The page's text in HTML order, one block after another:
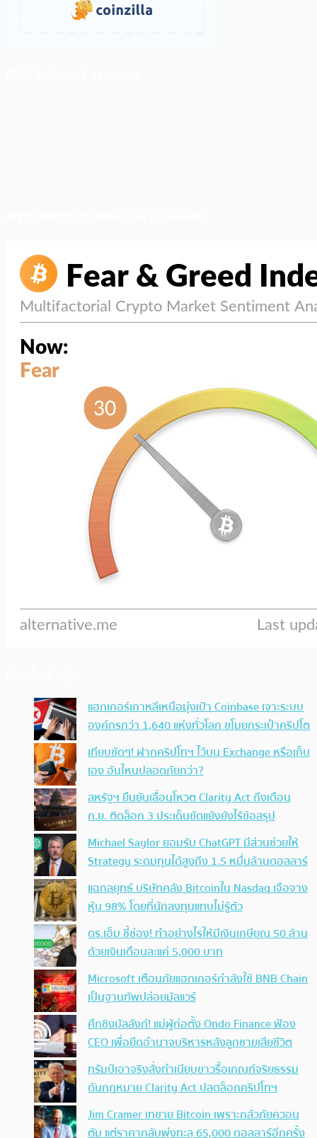
แฮกเกอร์เกาหลีเหนือมุ่งเป้า Coinbase เจาะระบบ
องค์กรกว่า 1,640 แห่งทั่วโลก ขโมยกระเป๋าคริปโต
เทียบชัดๆ! ฝากคริปโทฯ ไว้บน Exchange หรือเก็บ
เอง อันไหนปลอดภัยกว่า?
สหรัฐฯ ยืนยันเลื่อนโหวต Clarity Act ถึงเดือน
ก.ย. ติดล็อก 3 ประเด็นขัดแย้งยังไร้ข้อสรุป
Michael Saylor ยอมรับ ChatGPT มีส่วนช่วยให้
Strategy ระดมทุนได้สูงถึง 1.5 หมื่นล้านดอลลาร์
แฉกลยุทธ์ บริษัทคลัง Bitcoinใน Nasdaq เจือจาง
หุ้น 98% โดยที่นักลงทุนแทบไม่รู้ตัว
ดร.เอ็ม ชี้ช่อง! ทำอย่างไรให้มีเงินเกษียณ 50 ล้าน
ด้วยเงินเดือนละแค่ 5,000 บาท
Microsoft เตือนภัยแฮกเกอร์กำลังใช้ BNB Chain
เป็นฐานทัพปล่อยมัลแวร์
ศึกชิงบัลลังก์! แม่ผู้ก่อตั้ง Ondo Finance ฟ้อง
CEO เพื่อยึดอำนาจบริหารหลังลูกชายเสียชีวิต
ทรัมป์เอาจริง สั่งทำเนียบขาวรื้อเกณฑ์จริยธรรม
ดันกฎหมาย Clarity Act ปลดล็อกคริปโทฯ
Jim Cramer เทขาย Bitcoin เพราะกลัวภัยควอน
ตัม แต่ราคากลับพุ่งทะลุ 65,000 ดอลลาร์อีกครั้ง